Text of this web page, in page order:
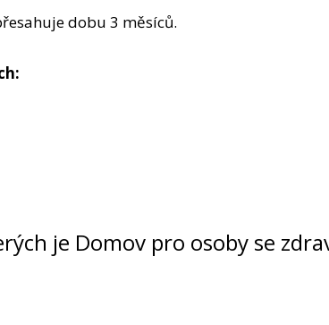
dobu 3 měsíců.
je Domov pro osoby se